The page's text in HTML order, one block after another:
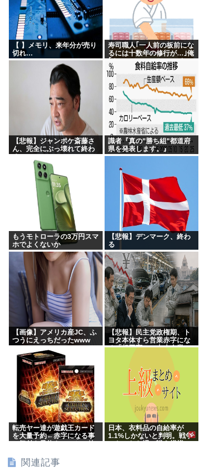
【 】メモリ、来年分が売り
切れ…
寿司職人｢一人前の板前にな
るには十数年の修行が…｣俺
｢ん、スシローでいいっしょ
(笑)あんまかわんねｗ｣
【悲報】ジャンポケ斎藤さ
ん、完全にぶっ壊れて終わ
識者『真の"勝ち組"都道府
県を発表します。』
もうモトローラの3万円スマ
ホでよくないか
【悲報】デンマーク、終わ
る
【画像】アメリカ産JC、ふ
つうにえっちだったwww
【悲報】民主党政権期、ト
ヨタ本体すら営業赤字にな
る「超円高」…中小企業の
転売ヤー達が遊戯王カード
を大量予約←赤字になる事
日本、衣料品の自給率が
1.1%しかないと判明。戦争
関連記事